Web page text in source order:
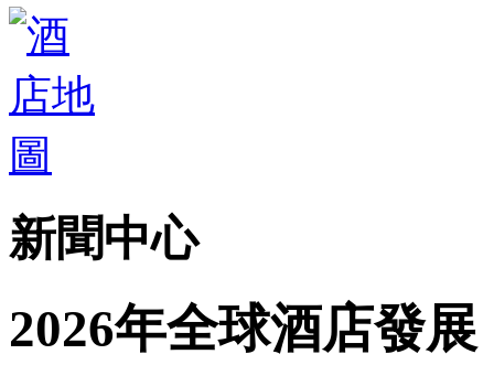
新聞中心
2026年全球酒店發